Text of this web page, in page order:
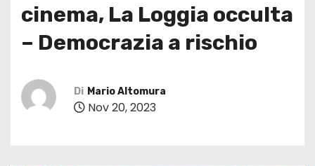
cinema, La Loggia occulta
– Democrazia a rischio
Di Mario Altomura
Nov 20, 2023